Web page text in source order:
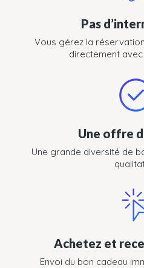
Pas
Vous gérez la
directement
Une offre
Une grande diversité de
Achetez et
Envoi du bon cadeau